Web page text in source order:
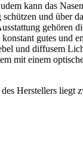
kann das
und über
gehören
gutes und
und diffusem
mit einem
Herstellers liegt